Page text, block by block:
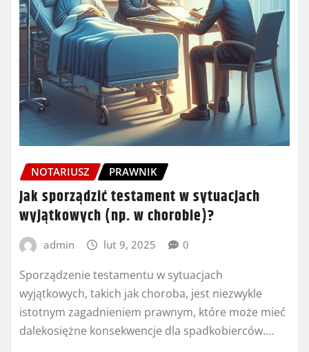
NOTARIUSZ PRAWNIK
Jak sporządzić testament w sytuacjach
wyjątkowych (np. w chorobie)?
admin lut 9, 2025 0
Sporządzenie testamentu w sytuacjach
wyjątkowych, takich jak choroba, jest niezwykle
istotnym zagadnieniem prawnym, które może mieć
dalekosiężne konsekwencje dla spadkobierców.…